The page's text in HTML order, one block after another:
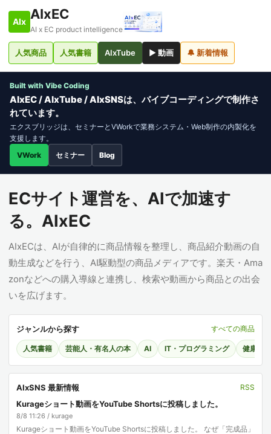
AIx AIxEC
AI x EC product intelligence
人気商品 人気書籍 AIxTube ▶ 動画 🔔 新着情報
Built with Vibe Coding
AIxEC / AIxTube / AIxSNSは、バイブコーディングで制作さ
れています。
エクスブリッジは、セミナーとVWorkで業務システム・Web制作の内製化を
支援します。
VWork
セミナー Blog
ECサイト運営を、AIで加速す
る。AIxEC
AIxECは、AIが自律的に商品情報を整理し、商品紹介動画の自
動生成などを行う、AI駆動型の商品メディアです。楽天・Ama
zonなどへの購入導線と連携し、検索や動画から商品との出会
いを広げます。
ジャンルから探す すべての商品
人気書籍 芸能人・有名人の本 AI IT・プログラミング 健康・
AIxSNS 最新情報 RSS
Kurageショート動画をYouTube Shortsに投稿しました。
8/8 11:26 / kurage
Kurageショート動画をYouTube Shortsに投稿しました。 なぜ「完成品」